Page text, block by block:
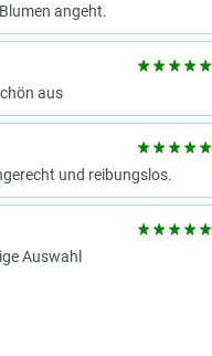
angeht.
aus
und reibungslos.
Auswahl